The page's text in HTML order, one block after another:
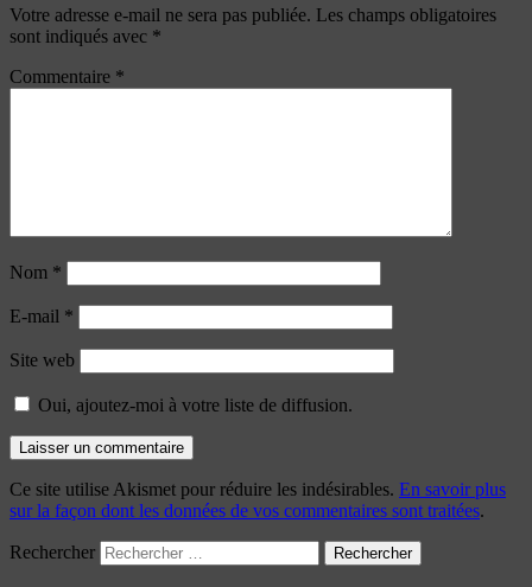
Votre adresse e-mail ne sera pas publiée. Les champs obligatoires
sont indiqués avec *
Commentaire *
Nom *
E-mail *
Site web
Oui, ajoutez-moi à votre liste de diffusion.
Ce site utilise Akismet pour réduire les indésirables. En savoir plus
sur la façon dont les données de vos commentaires sont traitées.
Rechercher